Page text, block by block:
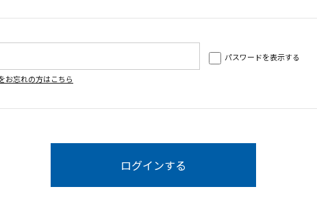
パスワードを表示する
お忘れの方はこちら